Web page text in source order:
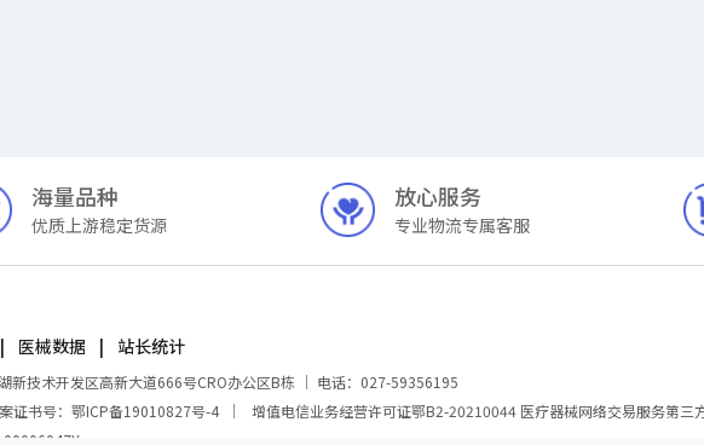
海量品种
优质上游稳定货源
放心服务
专业物流专属客服
医械数据 站长统计
新技术开发区高新大道666号CRO办公区B栋 ｜ 电话：027-59356195
证书号：鄂ICP备19010827号-4 ｜ 增值电信业务经营许可证鄂B2-20210044 医疗器械网络交易服务第三